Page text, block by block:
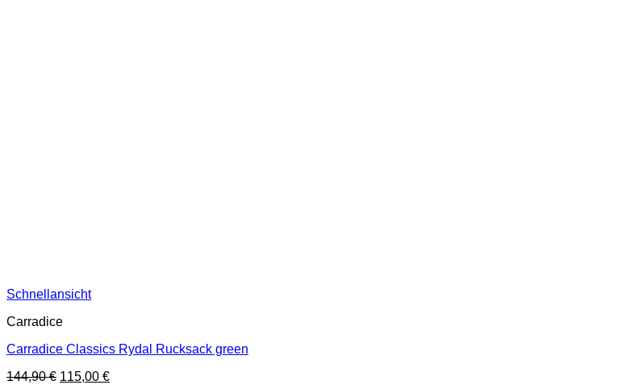
Schnellansicht
Carradice
Carradice Classics Rydal Rucksack green
144,90€ Ursprünglicher
115,00 €Aktueller